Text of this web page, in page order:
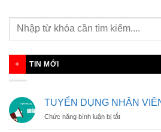
TIN MỚI
TUYỂN DỤNG NHÂN
Chức năng bình luận bị tắtở